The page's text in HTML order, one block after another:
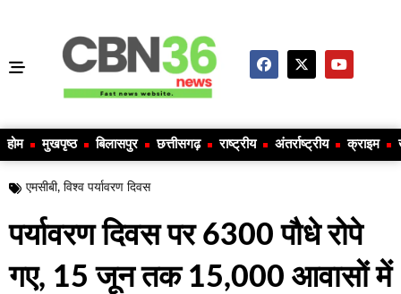
होम मुखपृष्ठ बिलासपुर छत्तीसगढ़ राष्ट्रीय अंतर्राष्ट्रीय क्राइम
एमसीबी, विश्व पर्यावरण दिवस
पर्यावरण दिवस पर 6300 पौधे रोपे
गए, 15 जून तक 15,000 आवासों में